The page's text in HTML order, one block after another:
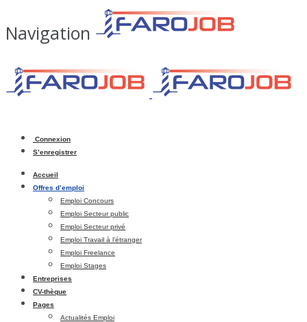
Navigation
Connexion
S’enregistrer
Accueil
Offres d’emploi
Emploi Concours
Emploi Secteur public
Emploi Secteur privé
Emploi Travail à l’étranger
Emploi Freelance
Emploi Stages
Entreprises
CV-thèque
Pages
Actualités Emploi